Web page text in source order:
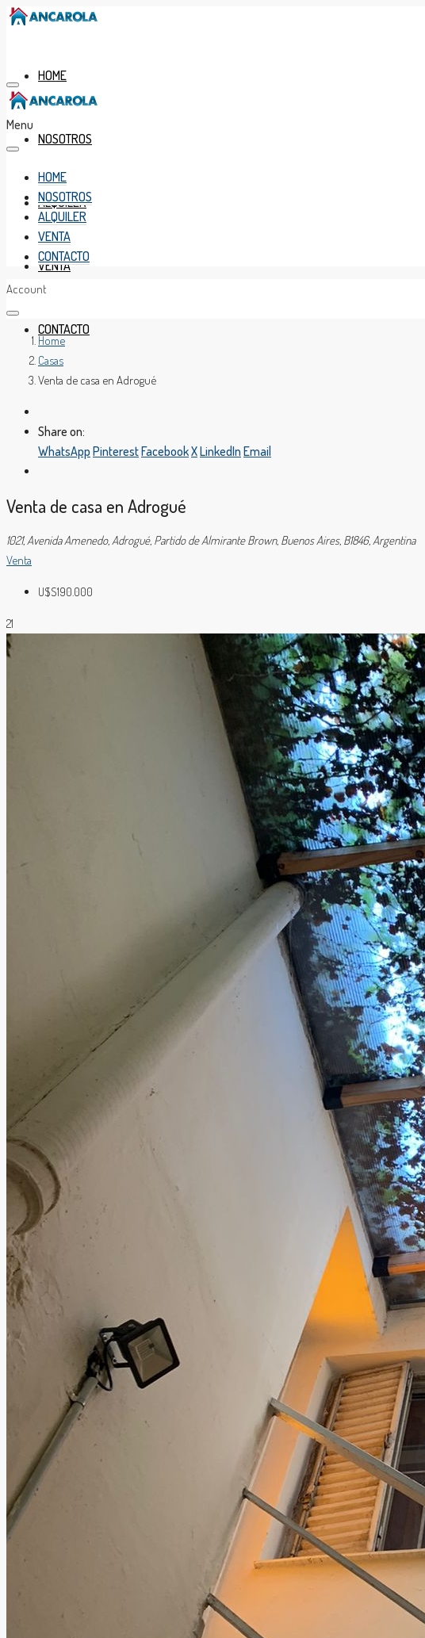
HOME
NOSOTROS
ALQUILER
VENTA
CONTACTO
Menu
HOME
NOSOTROS
ALQUILER
VENTA
CONTACTO
Account
Home
Casas
Venta de casa en Adrogué
Share on:
WhatsApp PinterestFacebookXLinkedIn Email
Venta de casa en Adrogué
1021, Avenida Amenedo, Adrogué, Partido de Almirante Brown, Buenos Aires, B1846, Argentina
Venta
U$S190.000
21